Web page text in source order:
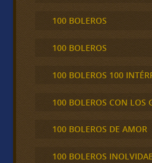
100 BOLEROS
100 BOLEROS
100 BOLEROS 100
100 BOLEROS CON LOS
100 BOLEROS DE AMOR
100 BOLEROS